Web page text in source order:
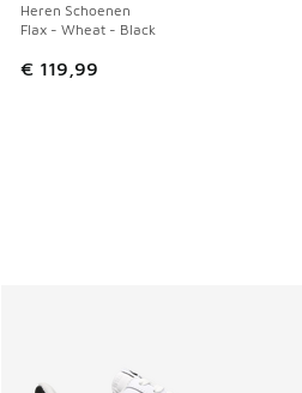
Heren Schoenen
Flax - Wheat - Black
€ 119,99